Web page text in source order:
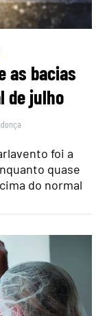
as bacias
de julho
foi a
quase
do normal